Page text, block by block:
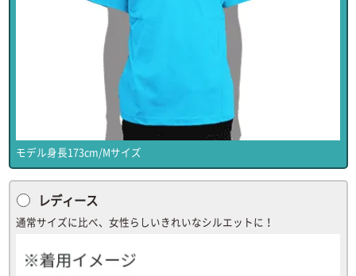
モデル身長173cm/Mサイズ
レディース
通常サイズに比べ、女性らしいきれいなシルエットに！